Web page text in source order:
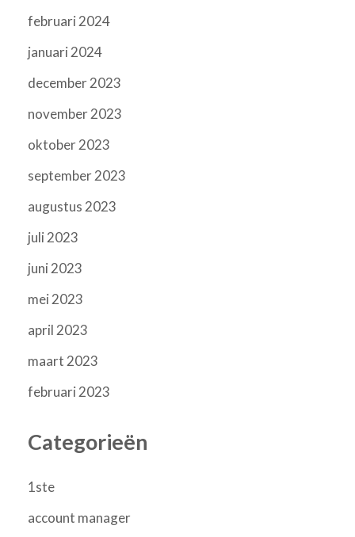
februari 2024
januari 2024
december 2023
november 2023
oktober 2023
september 2023
augustus 2023
juli 2023
juni 2023
mei 2023
april 2023
maart 2023
februari 2023
Categorieën
1ste
account manager